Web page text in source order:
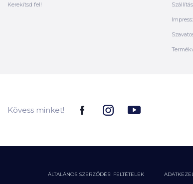
Kerekítsd fel!
Kövess minket!
ÁLTALÁNOS SZERZŐDÉSI FELTÉTELEK